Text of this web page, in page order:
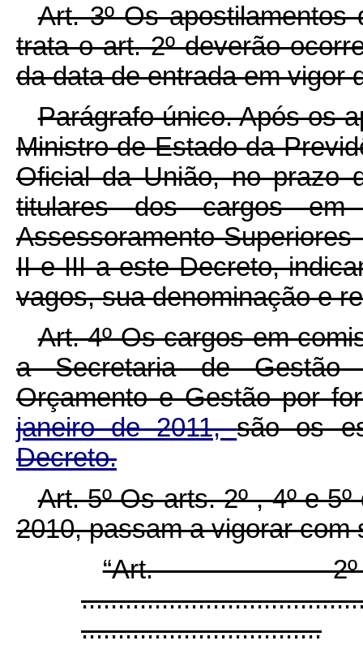
Art. 3º Os
trata o art. 2º deverão
da data de entrada em vigor
Parágrafo único. Após os
Ministro de Estado da
Oficial da União, no prazo
titulares dos cargos em
Assessoramento
II e III a este Decreto,
vagos, sua denominação e
Art. 4º Os cargos em
a Secretaria de Gestão
Orçamento e Gestão por
janeiro de 2011,são os
Decreto.
Art. 5º Os arts. 2º , 4º e
2010, passam a vigorar com
“Art. 2º
.................................